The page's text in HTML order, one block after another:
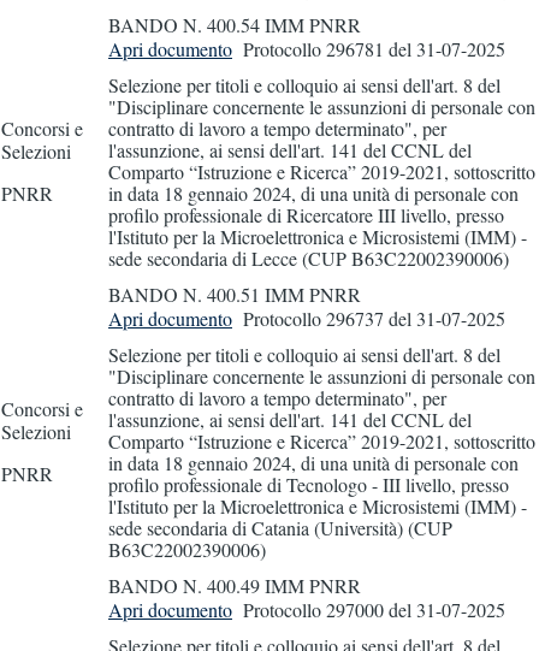
BANDO N. 400.54 IMM PNRR
Concorsi e
Selezioni
PNRR
Apri documento Protocollo 296781 del 31-07-2025
Selezione per titoli e colloquio ai sensi dell'art. 8 del
"Disciplinare concernente le assunzioni di personale con
contratto di lavoro a tempo determinato", per
l'assunzione, ai sensi dell'art. 141 del CCNL del
Comparto “Istruzione e Ricerca” 2019-2021, sottoscritto
in data 18 gennaio 2024, di una unità di personale con
profilo professionale di Ricercatore III livello, presso
l'Istituto per la Microelettronica e Microsistemi (IMM) -
sede secondaria di Lecce (CUP B63C22002390006)
BANDO N. 400.51 IMM PNRR
Concorsi e
Selezioni
PNRR
Apri documento Protocollo 296737 del 31-07-2025
Selezione per titoli e colloquio ai sensi dell'art. 8 del
"Disciplinare concernente le assunzioni di personale con
contratto di lavoro a tempo determinato", per
l'assunzione, ai sensi dell'art. 141 del CCNL del
Comparto “Istruzione e Ricerca” 2019-2021, sottoscritto
in data 18 gennaio 2024, di una unità di personale con
profilo professionale di Tecnologo - III livello, presso
l'Istituto per la Microelettronica e Microsistemi (IMM) -
sede secondaria di Catania (Università) (CUP
B63C22002390006)
BANDO N. 400.49 IMM PNRR
Apri documento Protocollo 297000del 31-07-2025
Selezione per titoli e colloquio ai sensi dell'art. 8 del